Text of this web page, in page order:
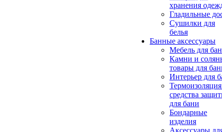
хранения
Гладильные
Сушилки для
белья
Банные аксессуары
Мебель для
Камни и
товары для
Интерьер для
средства
для бани
Бондарные
изделия
Аксеcсуары